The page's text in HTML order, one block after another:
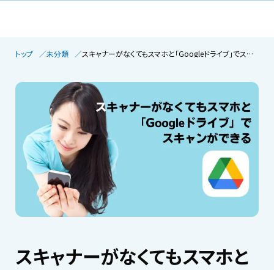
トップ 未分類 スキャナーがなくてもスマホと「Googleドライブ」でスキャンができる
スキャナーがなくてもスマホと